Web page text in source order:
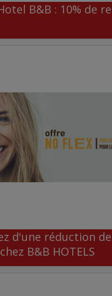
B&B : 10% de
d'une réduction
chez B&B HOTELS